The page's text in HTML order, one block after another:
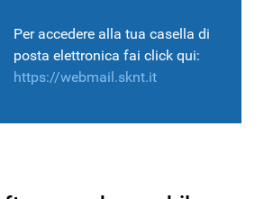
Per accedere alla tua casella di
posta elettronica fai click qui:
https://webmail.sknt.it